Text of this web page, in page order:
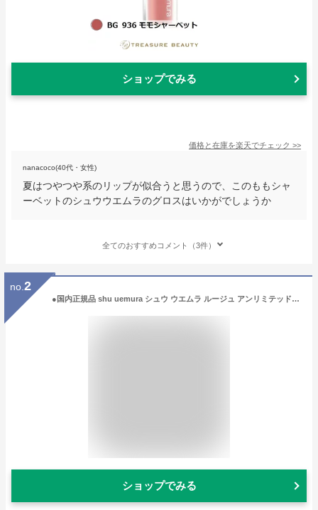
ショップでみる
価格と在庫を楽天でチェック >>
nanacoco(40代・女性)
夏はつやつや系のリップが似合うと思うので、このももシャ
ーベットのシュウウエムラのグロスはいかがでしょうか
全てのおすすめコメント（3件）
no. 2
●国内正規品 shu uemura シュウ ウエムラ ルージュ アンリミテッド アンプリファイド ピグメントAP BR794 口紅 リップグロス クリスマス
ショップでみる